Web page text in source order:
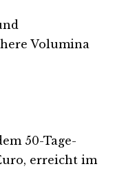
Volumina
50-Tage-
erreicht im